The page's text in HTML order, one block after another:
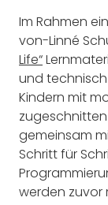
Im Rahmen
von-Linné
Life“
und
Kindern mit
zugeschnitten
gemeinsam
Schritt für
werden zuvor